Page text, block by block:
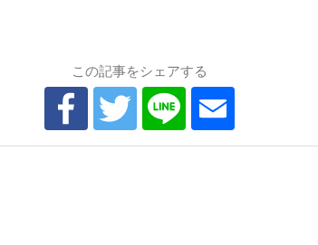
この記事をシェアする